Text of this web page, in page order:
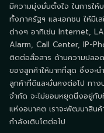
มีความมุ่งมั่นตั้งใจ ในการให้
ทั้งภาครัฐฯ และเอกชน ให้มีเ
ต่างๆ อาทิเช่น Internet,
Alarm, Call Center, IP-
ติดต่อสื่อสาร ด้านความปลอ
ของลูกค้าให้มากที่สุด ซึ่งจะน
ลูกค้าที่ดีและมั่นคงต่อไป ทาง
จำกัด จะไม่ยอมหยุดนิ่งอยู่กั
แห่งอนาคต เราจะพัฒนาสินค้
กำลังเติบโตต่อไป